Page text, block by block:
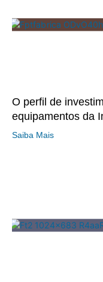
O perfil de
equipamentos da
Saiba Mais